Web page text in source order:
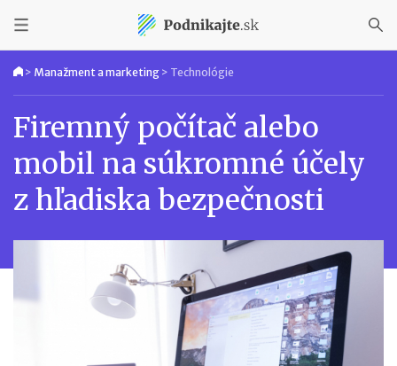
> Manažment a marketing > Technológie
Firemný počítač alebo
mobil na súkromné účely
z hľadiska bezpečnosti